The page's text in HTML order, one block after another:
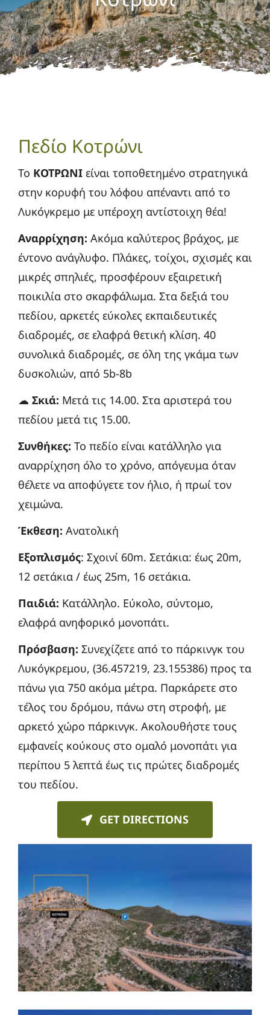
Νέα
Gallery
Πεδίο Κοτρώνι
Το ΚΟΤΡΩΝΙείναι τοποθετημένο στρατηγικά
στην κορυφή του λόφου απέναντι από το
Λυκόγκρεμο με υπέροχη αντίστοιχη θέα!
Αναρρίχηση: Ακόμα καλύτερος βράχος, με
έντονο ανάγλυφο. Πλάκες, τοίχοι, σχισμές και
μικρές σπηλιές, προσφέρουν εξαιρετική
ποικιλία στο σκαρφάλωμα. Στα δεξιά του
πεδίου, αρκετές εύκολες εκπαιδευτικές
διαδρομές, σε ελαφρά θετική κλίση. 40
συνολικά διαδρομές, σε όλη της γκάμα των
δυσκολιών, από 5b-8b
☁ Σκιά: Μετά τις 14.00. Στα αριστερά του
πεδίου μετά τις 15.00.
Συνθήκες: Το πεδίο είναι κατάλληλο για
αναρρίχηση όλο το χρόνο, απόγευμα όταν
θέλετε να αποφύγετε τον ήλιο, ή πρωί τον
χειμώνα.
Έκθεση: Ανατολική
Εξοπλισμός: Σχοινί 60m. Σετάκια: έως 20m,
12 σετάκια / έως 25m, 16 σετάκια.
Παιδιά: Κατάλληλο. Εύκολο, σύντομο,
ελαφρά ανηφορικό μονοπάτι.
Πρόσβαση: Συνεχίζετε από το πάρκινγκ του
Λυκόγκρεμου, (36.457219, 23.155386) προς τα
πάνω για 750 ακόμα μέτρα. Παρκάρετε στο
τέλος του δρόμου, πάνω στη στροφή, με
αρκετό χώρο πάρκινγκ. Ακολουθήστε τους
εμφανείς κούκους στο ομαλό μονοπάτι για
περίπου 5 λεπτά έως τις πρώτες διαδρομές
του πεδίου.
GET DIRECTIONS